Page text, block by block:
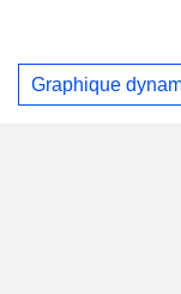
Graphique